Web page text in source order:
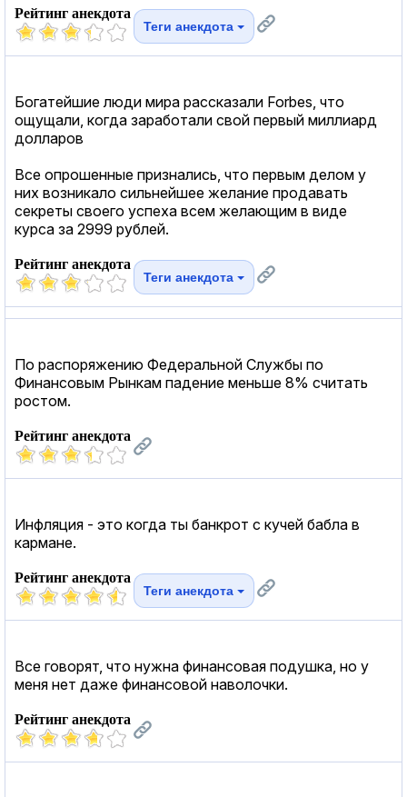
Рейтинг анекдота
Теги анекдота
Богатейшие люди мира рассказали Forbes, что
ощущали, когда заработали свой первый миллиард
долларов
Все опрошенные признались, что первым делом у
них возникало сильнейшее желание продавать
секреты своего успеха всем желающим в виде
курса за 2999 рублей.
Рейтинг анекдота
Теги анекдота
По распоряжению Федеральной Службы по
Финансовым Рынкам падение меньше 8% считать
ростом.
Рейтинг анекдота
Инфляция - это когда ты банкрот с кучей бабла в
кармане.
Рейтинг анекдота
Теги анекдота
Все говорят, что нужна финансовая подушка, но у
меня нет даже финансовой наволочки.
Рейтинг анекдота